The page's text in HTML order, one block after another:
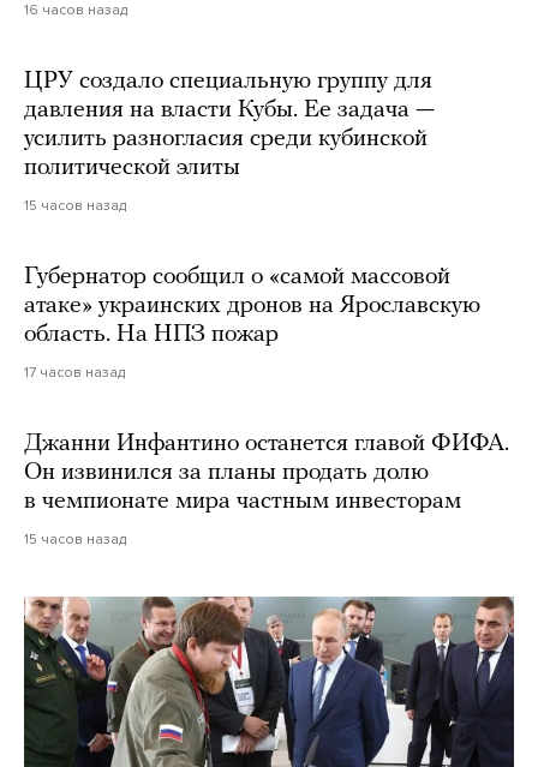
16 часов назад
ЦРУ создало специальную группу для
давления на власти Кубы. Ее задача —
усилить разногласия среди кубинской
политической элиты
15 часов назад
Губернатор сообщил о «самой массовой
атаке» украинских дронов на Ярославскую
область. На НПЗ пожар
17 часов назад
Джанни Инфантино останется главой ФИФА.
Он извинился за планы продать долю
в чемпионате мира частным инвесторам
15 часов назад